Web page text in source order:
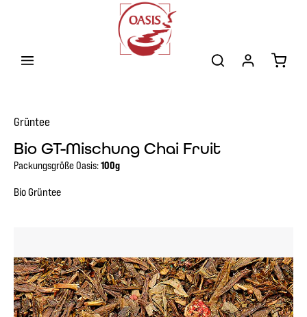
Grüntee
Bio GT-Mischung Chai Fruit
Packungsgröße Oasis:100g
Bio Grüntee